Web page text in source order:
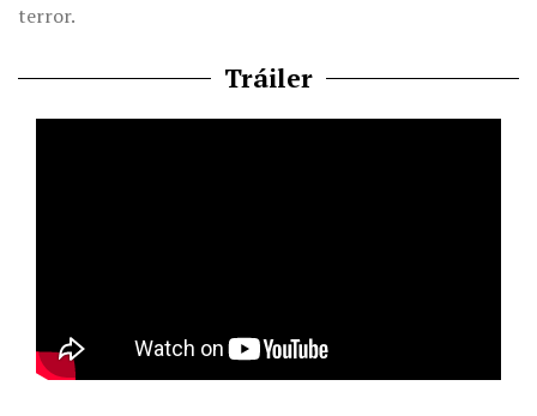
terror.
Tráiler